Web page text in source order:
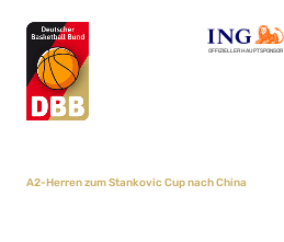
OFFIZIELLER HAUPTSPONSOR
A2-Herren zum Stankovic Cup nach China